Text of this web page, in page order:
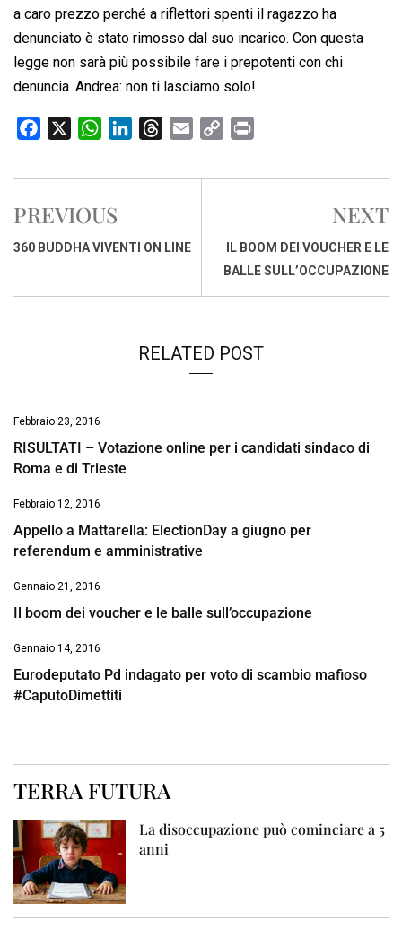
a caro prezzo perché a riflettori spenti il ragazzo ha
denunciato è stato rimosso dal suo incarico. Con questa
legge non sarà più possibile fare i prepotenti con chi
denuncia. Andrea: non ti lasciamo solo!
c
b
o
W
a
s
A
n
d
r
d
a
p
n
i
PREVIOUS
360 BUDDHA VIVENTI ON LINE
NEXT
IL BOOM DEI VOUCHER E LE
BALLE SULL’OCCUPAZIONE
RELATED POST
Febbraio 23, 2016
RISULTATI – Votazione online per i candidati sindaco di
Roma e di Trieste
Febbraio 12, 2016
Appello a Mattarella: ElectionDay a giugno per
referendum e amministrative
Gennaio 21, 2016
Il boom dei voucher e le balle sull’occupazione
Gennaio 14, 2016
Eurodeputato Pd indagato per voto di scambio mafioso
#CaputoDimettiti
TERRA FUTURA
La disoccupazione può cominciare a 5
anni